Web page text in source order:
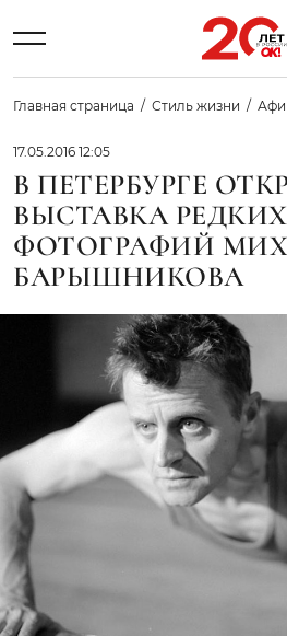
Главная страница Стиль жизни
17.05.2016 12:05
В ПЕТЕРБУРГЕ
ВЫСТАВКА РЕДКИХ
ФОТОГРАФИЙ
БАРЫШНИКОВА